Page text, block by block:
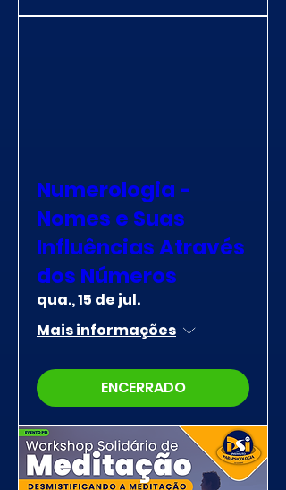
Numerologia -
Nomes e Suas
Influências Através
dos Números
qua., 15 de jul.
Mais informações
ENCERRADO